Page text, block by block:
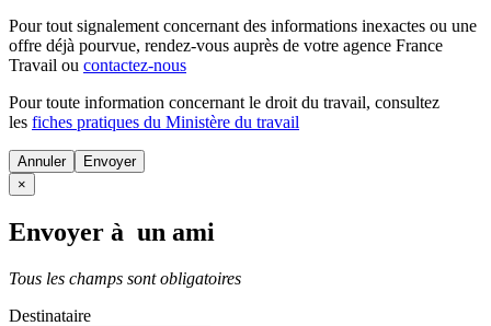
Pour tout signalement concernant des informations inexactes ou une
offre déjà pourvue, rendez-vous auprès de votre agence France
Travail ou contactez-nous
Pour toute information concernant le droit du travail, consultez
les fiches pratiques du Ministère du travail
Annuler
×
Envoyer à un ami
Tous les champs sont obligatoires
Destinataire